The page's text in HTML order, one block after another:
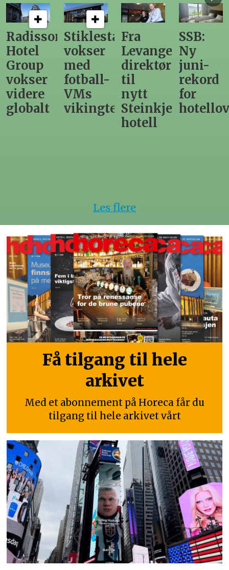
Stiklestad
vokser
med
fotball-
VMs
vikingtematikk
Fra
Levanger-
direktør
til
nytt
Steinkjer-
SSB:
Ny
juni-
rekord
for
Elendig
gir
utslag
for
Les flere
Få tilgang til hele
arkivet
Med et abonnement på Horeca får du
tilgang til hele arkivet vårt